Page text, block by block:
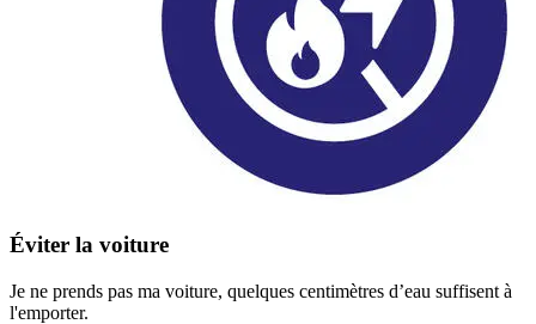
Éviter la voiture
Je ne prends pas ma voiture, quelques centimètres d’eau suffisent à
l'emporter.